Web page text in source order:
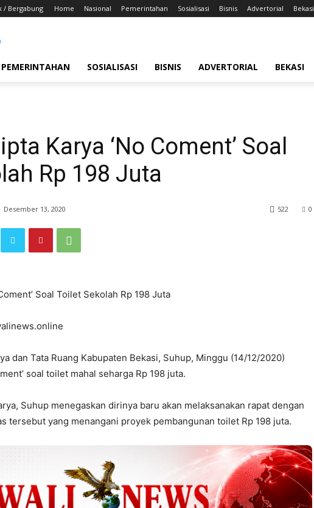
/ Bergabung Home Nasional Pemerintahan Sosialisasi Bisnis Advertorial Bekasi
PEMERINTAHAN SOSIALISASI BISNIS ADVERTORIAL BEKASI
Karya ‘No Coment’ Soal
Rp 198 Juta
Desember 13, 2020 0
522
Soal Toilet Sekolah Rp 198 Juta
dan Tata Ruang Kabupaten Bekasi, Suhup, Minggu (14/12/2020)
soal toilet mahal seharga Rp 198 juta.
Suhup menegaskan dirinya baru akan melaksanakan rapat dengan
tersebut yang menangani proyek pembangunan toilet Rp 198 juta.